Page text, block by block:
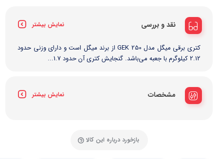
نقد و بررسی نمایش بیشتر
کتری برقی میگل مدل GEK 250 از برند میگل است و دارای وزنی حدود
2.12 کیلوگرم با جعبه می‌باشد. گنجایش کتری آن حدود 1.7...
مشخصات نمایش بیشتر
بازخورد درباره این کالا